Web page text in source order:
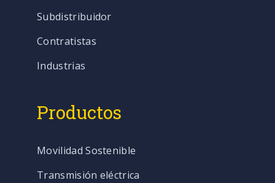
Subdistribuidor
Contratistas
Industrias
Productos
Movilidad Sostenible
Transmisión eléctrica